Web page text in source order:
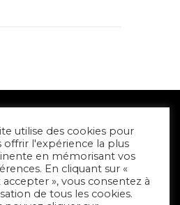
SORTIR À NIORT
utilise des cookies pour
offrir l'expérience la plus
en mémorisant vos
En cliquant sur «
accepter », vous consentez à
de tous les cookies.